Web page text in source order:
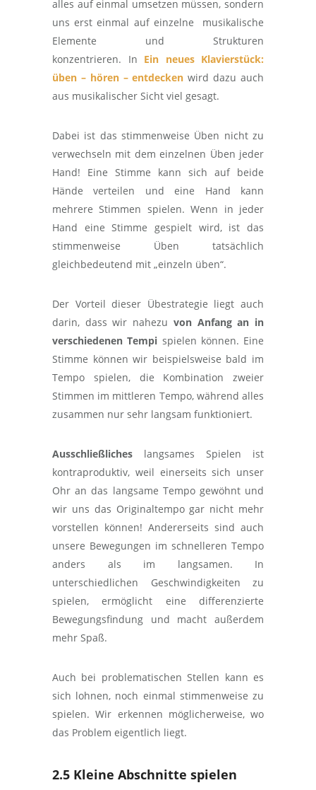
alles auf einmal umsetzen müssen, sondern
uns erst einmal auf einzelne musikalische
Elemente und Strukturen
konzentrieren. In Ein neues Klavierstück:
üben – hören – entdecken wird dazu auch
aus musikalischer Sicht viel gesagt.
Dabei ist das stimmenweise Üben nicht zu
verwechseln mit dem einzelnen Üben jeder
Hand! Eine Stimme kann sich auf beide
Hände verteilen und eine Hand kann
mehrere Stimmen spielen. Wenn in jeder
Hand eine Stimme gespielt wird, ist das
stimmenweise Üben tatsächlich
gleichbedeutend mit „einzeln üben“.
Der Vorteil dieser Übestrategie liegt auch
darin, dass wir nahezu von Anfang an in
verschiedenen Tempi spielen können. Eine
Stimme können wir beispielsweise bald im
Tempo spielen, die Kombination zweier
Stimmen im mittleren Tempo, während alles
zusammen nur sehr langsam funktioniert.
Ausschließliches langsames Spielen ist
kontraproduktiv, weil einerseits sich unser
Ohr an das langsame Tempo gewöhnt und
wir uns das Originaltempo gar nicht mehr
vorstellen können! Andererseits sind auch
unsere Bewegungen im schnelleren Tempo
anders als im langsamen. In
unterschiedlichen Geschwindigkeiten zu
spielen, ermöglicht eine differenzierte
Bewegungsfindung und macht außerdem
mehr Spaß.
Auch bei problematischen Stellen kann es
sich lohnen, noch einmal stimmenweise zu
spielen. Wir erkennen möglicherweise, wo
das Problem eigentlich liegt.
2.5 Kleine Abschnitte spielen